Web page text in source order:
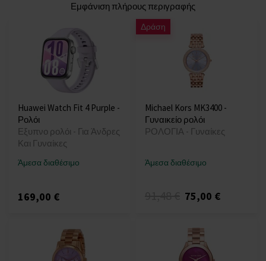
Εμφάνιση πλήρους περιγραφής
Huawei Watch Fit 4 Purple -
Ρολόι
Εξυπνο ρολόι - Για Άνδρες
Και Γυναίκες
Άμεσα διαθέσιμο
169,00 €
Δράση
Michael Kors MK3400 -
Γυναικείο ρολόι
ΡΟΛΟΓΙΑ - Γυναίκες
Άμεσα διαθέσιμο
75,00 €